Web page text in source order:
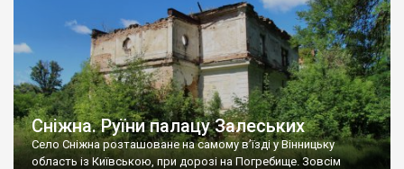
Сніжна. Руїни палацу Залеських
Село Сніжна розташоване на самому в’їзді у Вінницьку
область із Київською, при дорозі на Погребище. Зовсім